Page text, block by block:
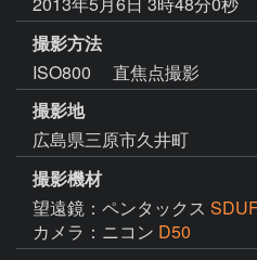
撮影方法
ISO800 直焦点撮影
撮影地
広島県三原市久井町
撮影機材
望遠鏡：ペンタックス
カメラ：ニコン D50